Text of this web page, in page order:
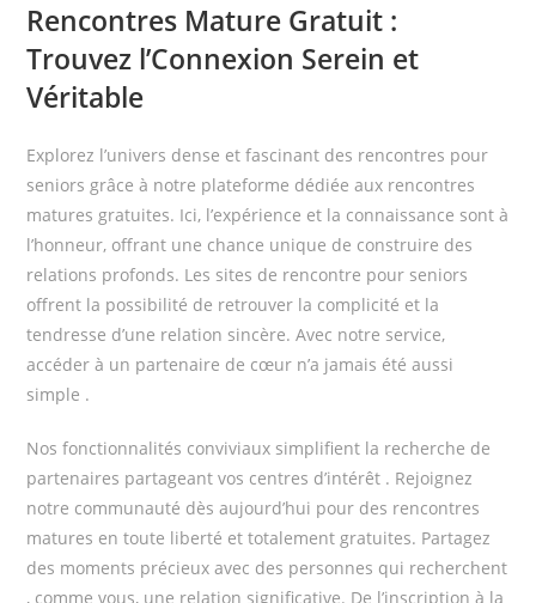
Rencontres Mature Gratuit :
Trouvez l’Connexion Serein et
Véritable
Explorez l’univers dense et fascinant des rencontres pour
seniors grâce à notre plateforme dédiée aux rencontres
matures gratuites. Ici, l’expérience et la connaissance sont à
l’honneur, offrant une chance unique de construire des
relations profonds. Les sites de rencontre pour seniors
offrent la possibilité de retrouver la complicité et la
tendresse d’une relation sincère. Avec notre service,
accéder à un partenaire de cœur n’a jamais été aussi
simple .
Nos fonctionnalités conviviaux simplifient la recherche de
partenaires partageant vos centres d’intérêt . Rejoignez
notre communauté dès aujourd’hui pour des rencontres
matures en toute liberté et totalement gratuites. Partagez
des moments précieux avec des personnes qui recherchent
, comme vous, une relation significative. De l’inscription à la